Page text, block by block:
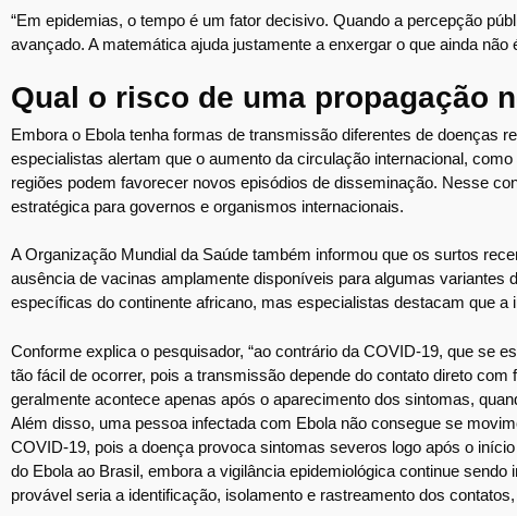
“Em epidemias, o tempo é um fator decisivo. Quando a percepção
avançado. A matemática ajuda justamente a enxergar o que ainda não
Qual o risco de uma propagação
Embora o Ebola tenha formas de transmissão diferentes de doenças
especialistas alertam que o aumento da circulação internacional,
regiões podem favorecer novos episódios de disseminação. Nesse
estratégica para governos e organismos internacionais.
A Organização Mundial da Saúde também informou que os surtos
ausência de vacinas amplamente disponíveis para algumas
específicas do continente africano, mas especialistas destacam que
Conforme explica o pesquisador, “ao contrário da COVID-19, que se
tão fácil de ocorrer, pois a transmissão depende do contato direto
geralmente acontece apenas após o aparecimento dos sintomas,
Além disso, uma pessoa infectada com Ebola não consegue se
COVID-19, pois a doença provoca sintomas severos logo após o
do Ebola ao Brasil, embora a vigilância epidemiológica continue
provável seria a identificação, isolamento e rastreamento dos